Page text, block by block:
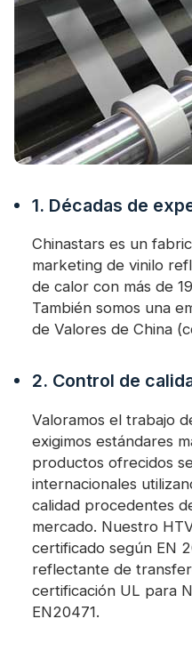
1. Décadas de
Chinastars es un
marketing de vinilo
de calor con más de
También somos una
de Valores de China
2. Control de
Valoramos el trabajo
exigimos estándares
productos ofrecidos
internacionales
calidad procedentes
mercado. Nuestro
certificado según EN
reflectante de
certificación UL para
EN20471.